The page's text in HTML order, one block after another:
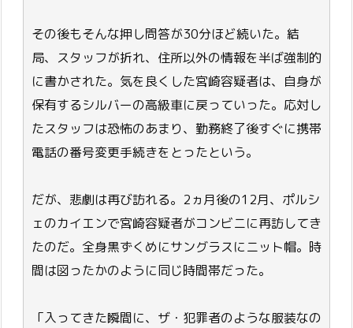
その後もそんな押し問答が30分ほど続いた。結
局、スタッフが折れ、住所以外の情報を半ば強制的
に書かされた。気を良くした宮崎容疑者は、自身が
保有するシルバーの高級車に戻っていった。応対し
たスタッフは恐怖のあまり、勤務終了後すぐに携帯
電話の番号変更手続きをとったという。
だが、悲劇は再び訪れる。2ヵ月後の12月、ポルシ
ェのカイエンで宮崎容疑者がコンビニに再訪してき
たのだ。全身黒ずくめにサングラスにニット帽。時
間は図ったかのように同じ時間帯だった。
「入ってきた瞬間に、ザ・犯罪者のような服装なの